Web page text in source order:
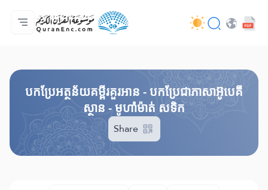
ទំព័រ​ដេីម
មាតិកានៃការបកប្រែ
Audio
សេវាកម្មសម្រាប់អ្នកអភិវឌ្ឍន៍ - API
អំពី​គម្រោង
ទំនាក់ទំងមកកាន់យើងខ្ញុំ
ភាសា
បកប្រែអត្ថន័យគម្ពីរគួរអាន - បកប្រែជាភាសាអ៊ូបេគី
ស្ថាន - មូហាំម៉ាត់​ សទិក
Share